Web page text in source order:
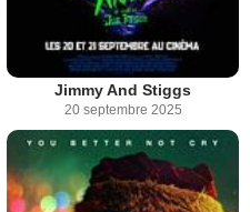
Jimmy And Stiggs
20 septembre 2025